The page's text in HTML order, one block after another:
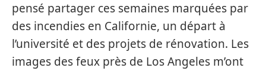
pensé partager ces semaines marquées par
des incendies en Californie, un départ à
l’université et des projets de rénovation. Les
images des feux près de Los Angeles m’ont